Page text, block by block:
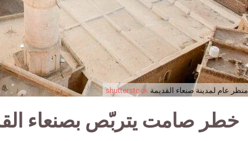
منظر عام لمدينة صنعاء القديمة shutterstock
خطر صامت يتربّص بصنعاء